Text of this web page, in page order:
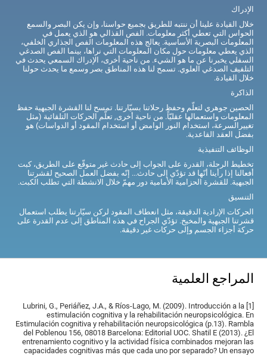
الإدراك
خلال القيادة علينا أن ننتبه للطريق بجميع حواسنا، وإن يكن البصر والسمع
الحواس التي تعطي أكثر معلومات. الفص القذالي هو الذي يعمل في
المعلومات البصرية الأساسية. يعالج هذه المعلومات الفص الجذاري الخلفي،
الذي يعطي معلومات حول مكان المعلومات التي نراها، بينما الفص الصدغي
السفلي يخبرنا عن ما هو الشيء. من ناحية أخرى، الإدراك السمعي يحدث في
التلفيف الصدغي العلوي. تسمح لنا هذه المناطق بصر وسمع ما يحدث حولنا
خلال القيادة.
الذاكرة
الحصين جوهري لتعلّم وحفظ رحلاتنا بسيّارتنا. تمسح لنا القشرة الجبهية حفظ
المعلومات واستعمالها عقليّاً. من ناحية أخرى, تعلّم الحركات التلقائية (مثل
تغييرالسرعة، استخدام النور الوامض أو استخدام المقود أو الدواسات) هو
بفضل العقد القاعدية.
الوظائف التنفيذية
تخطيط الرحلة، القدرة على الجواب إلى حادث غير متوقّع على الطريق، كبت
أفعالنا إذا رأينا أنّها قد تؤدّي إلى حادث... إنّه بفضل العمل الصحيح لقشرتنا
الجبهية. للقشرة الحزامية الأمامية دور مهمّ خلال الانشطة التي تطلب الكبت.
التنسيق
الحركات الإرادية الدقيقة، مثل انعطاف المقود لركن سيّارتنا يطلب استعمال
قشرتنا الجبهية والمخيخ. تؤدّي الجراح في هذه المناطق إلى عدم القدرة على
حركة أجزاء الجسم وإلى حركات غير دقيقة.
المراجع العلمية
[1] Lubrini, G., Periáñez, J.A., & Ríos-Lago, M. (2009). Introducción a la
estimulación cognitiva y la rehabilitación neuropsicológica. En
Estimulación cognitiva y rehabilitación neuropsicológica (p.13). Rambla
del Poblenou 156, 08018 Barcelona: Editorial UOC. Shatil E (2013). ¿El
entrenamiento cognitivo y la actividad física combinados mejoran las
capacidades cognitivas más que cada uno por separado? Un ensayo